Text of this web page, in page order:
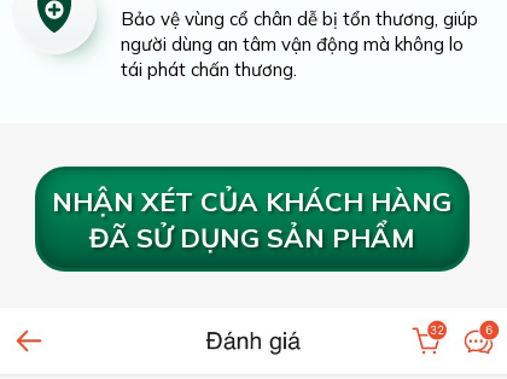
Bảo vệ vùng cổ chân dễ bị tổn thương, giúp
người dùng an tâm vận động mà không lo
tái phát chấn thương.
NHẬN XÉT CỦA KHÁCH HÀNG
ĐÃ SỬ DỤNG SẢN PHẨM